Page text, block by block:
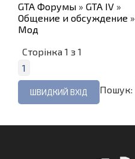
GTA Форумы » GTA IV »
Общение и обсуждение »
Мод
Сторінка 1 з 1
1
Пошук: